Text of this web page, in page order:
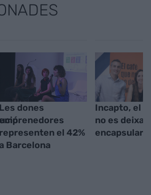
dones
emprenedores
representen el 42%
Barcelona
Incapto, el
no es deixa
encapsular